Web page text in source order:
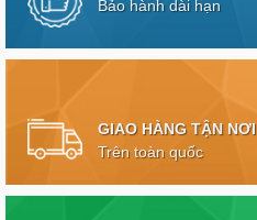
Bảo hành dài hạn
GIAO HÀNG TẬN NƠI
Trên toàn quốc